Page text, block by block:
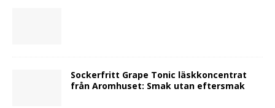
Sockerfritt Grape Tonic läskkoncentrat
från Aromhuset: Smak utan eftersmak